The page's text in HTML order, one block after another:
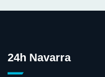
24h Navarra